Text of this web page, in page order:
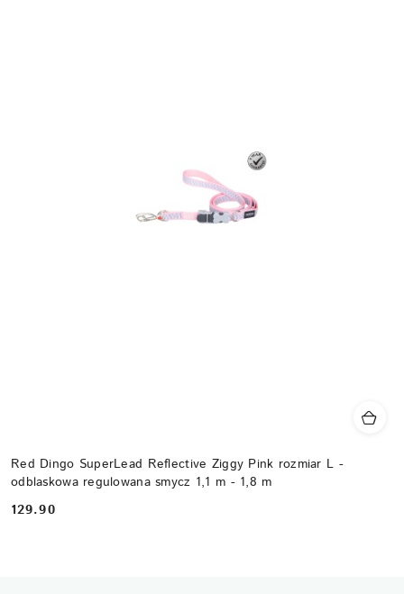
Red Dingo SuperLead Reflective Ziggy Pink rozmiar L -
odblaskowa regulowana smycz 1,1 m - 1,8 m
Cena:
129.90